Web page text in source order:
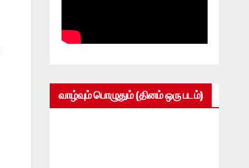
வாழ்வும் பொழுதும் (தினம் ஒரு படம்)